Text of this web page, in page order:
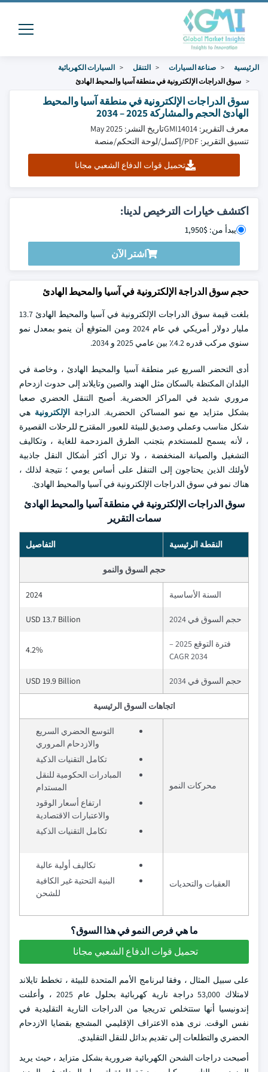
الرئيسية صناعة السيارات التنقل
السيارات الكهربائية
سوق الدراجات الإلكترونية في منطقة آسيا والمحيط الهادئ
سوق الدراجات الإلكترونية في منطقة آسيا والمحيط
الهادئ الحجم والمشاركة 2025 – 2034
معرف التقرير: GMI14014
تاريخ النشر: May 2025
تنسيق التقرير: PDF/إكسل/لوحة التحكم/منصة
تحميل قوات الدفاع الشعبي مجانا
اكتشف خيارات الترخيص لدينا:
يبدأ من: $1,950
اشتر الآن
حجم سوق الدراجة الإلكترونية في آسيا والمحيط الهادئ
بلغت قيمة سوق الدراجات الإلكترونية في آسيا والمحيط الهادئ 13.7
مليار دولار أمريكي في عام 2024 ومن المتوقع أن ينمو بمعدل نمو
سنوي مركب قدره 4.2٪ بين عامي 2025 و 2034.
أدى التحضر السريع عبر منطقة آسيا والمحيط الهادئ ، وخاصة في
البلدان المكتظة بالسكان مثل الهند والصين وتايلاند إلى حدوث ازدحام
مروري شديد في المراكز الحضرية. أصبح التنقل الحضري صعبا
بشكل متزايد مع نمو المساكن الحضرية. الدراجة الإلكترونية هي
شكل مناسب وعملي وصديق للبيئة للعبور المقترح للرحلات القصيرة
، لأنه يسمح للمستخدم بتجنب الطرق المزدحمة للغاية ، وتكاليف
التشغيل والصيانة المنخفضة ، ولا تزال أكثر أشكال النقل جاذبية
لأولئك الذين يحتاجون إلى التنقل على أساس يومي ؛ نتيجة لذلك ،
هناك نمو في سوق الدراجات الإلكترونية في آسيا والمحيط الهادئ.
سوق الدراجات الإلكترونية في منطقة آسيا والمحيط الهادئ
سمات التقرير
النقطة الرئيسية التفاصيل
حجم السوق والنمو
السنة الأساسية 2024
حجم السوق في 2024 USD 13.7 Billion
فترة التوقع 2025 –
2034 CAGR
4.2%
حجم السوق في 2034 USD 19.9 Billion
اتجاهات السوق الرئيسية
محركات النمو
التوسع الحضري السريع
والازدحام المروري
تكامل التقنيات الذكية
المبادرات الحكومية للنقل
المستدام
ارتفاع أسعار الوقود
والاعتبارات الاقتصادية
تكامل التقنيات الذكية
العقبات والتحديات
تكاليف أولية عالية
البنية التحتية غير الكافية
للشحن
ما هي فرص النمو في هذا السوق؟
تحميل قوات الدفاع الشعبي مجانا
على سبيل المثال ، وفقا لبرنامج الأمم المتحدة للبيئة ، تخطط تايلاند
لامتلاك 53,000 دراجة نارية كهربائية بحلول عام 2025 ، وأعلنت
إندونيسيا أنها ستتخلص تدريجيا من الدراجات النارية التقليدية في
نفس الوقت. نرى هذه الاعتراف الإقليمي المشجع بقضايا الازدحام
الحضري والتطلعات إلى تقديم بدائل للنقل التقليدي.
أصبحت دراجات الشحن الكهربائية ضرورية بشكل متزايد ، حيث يريد